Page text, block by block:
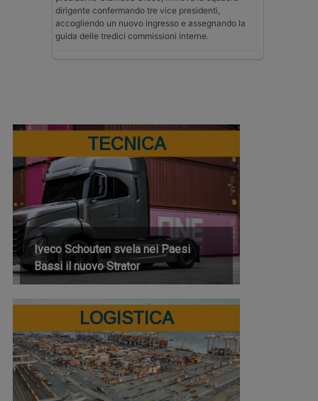
dirigente confermando tre vice presidenti,
accogliendo un nuovo ingresso e assegnando la
guida delle tredici commissioni interne.
TECNICA
Iveco Schouten svela nei Paesi
Bassi il nuovo Strator
LOGISTICA